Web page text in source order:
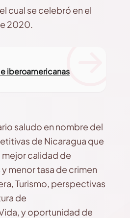
cual se celebró en el
2020.
iberoamericanas
saludo en nombre del
de Nicaragua que
mejor calidad de
menor tasa de crimen
Turismo, perspectivas
de
y oportunidad de